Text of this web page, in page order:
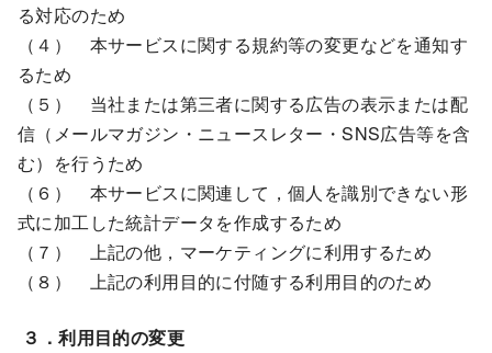
る対応のため
（４） 本サービスに関する規約等の変更などを通知す
るため
（５） 当社または第三者に関する広告の表示または配
信（メールマガジン・ニュースレター・SNS広告等を含
む）を行うため
（６） 本サービスに関連して，個人を識別できない形
式に加工した統計データを作成するため
（７） 上記の他，マーケティングに利用するため
（８） 上記の利用目的に付随する利用目的のため
３．利用目的の変更